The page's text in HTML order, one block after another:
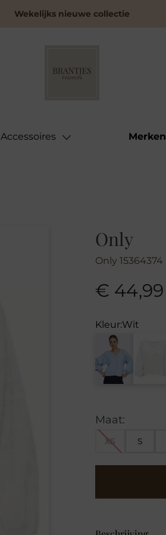
Wekelijks nieuwe collectie
Accessoires Merken
Only
Only 15364374
€ 44,99
Kleur:Wit
Maat:
XS S